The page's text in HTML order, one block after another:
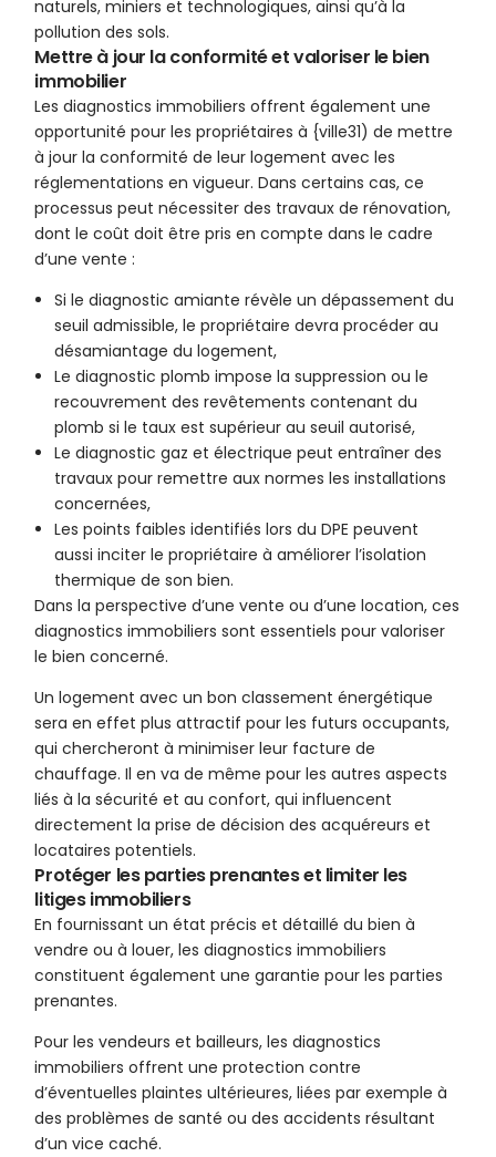
naturels, miniers et technologiques, ainsi qu’à la
pollution des sols.
Mettre à jour la conformité et valoriser le bien
immobilier
Les diagnostics immobiliers offrent également une
opportunité pour les propriétaires à {ville31) de mettre
à jour la conformité de leur logement avec les
réglementations en vigueur. Dans certains cas, ce
processus peut nécessiter des travaux de rénovation,
dont le coût doit être pris en compte dans le cadre
d’une vente :
Si le diagnostic amiante révèle un dépassement du
seuil admissible, le propriétaire devra procéder au
désamiantage du logement,
Le diagnostic plomb impose la suppression ou le
recouvrement des revêtements contenant du
plomb si le taux est supérieur au seuil autorisé,
Le diagnostic gaz et électrique peut entraîner des
travaux pour remettre aux normes les installations
concernées,
Les points faibles identifiés lors du DPE peuvent
aussi inciter le propriétaire à améliorer l’isolation
thermique de son bien.
Dans la perspective d’une vente ou d’une location, ces
diagnostics immobiliers sont essentiels pour valoriser
le bien concerné.
Un logement avec un bon classement énergétique
sera en effet plus attractif pour les futurs occupants,
qui chercheront à minimiser leur facture de
chauffage. Il en va de même pour les autres aspects
liés à la sécurité et au confort, qui influencent
directement la prise de décision des acquéreurs et
locataires potentiels.
Protéger les parties prenantes et limiter les
litiges immobiliers
En fournissant un état précis et détaillé du bien à
vendre ou à louer, les diagnostics immobiliers
constituent également une garantie pour les parties
prenantes.
Pour les vendeurs et bailleurs, les diagnostics
immobiliers offrent une protection contre
d’éventuelles plaintes ultérieures, liées par exemple à
des problèmes de santé ou des accidents résultant
d’un vice caché.